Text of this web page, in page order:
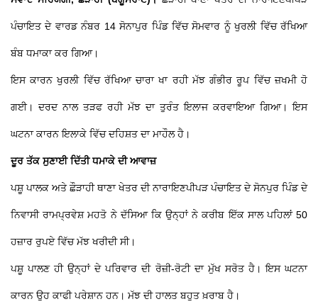
ਪੰਚਾਇਤ ਦੇ ਵਾਰਡ ਨੰਬਰ 14 ਸੋਨਾਪੁਰ ਪਿੰਡ ਵਿੱਚ ਸੋਮਵਾਰ ਨੂੰ ਖੁਰਲੀ ਵਿੱਚ ਰੱਖਿਆ
ਬੰਬ ਧਮਾਕਾ ਕਰ ਗਿਆ।
ਇਸ ਕਾਰਨ ਖੁਰਲੀ ਵਿੱਚ ਰੱਖਿਆ ਚਾਰਾ ਖਾ ਰਹੀ ਮੱਝ ਗੰਭੀਰ ਰੂਪ ਵਿੱਚ ਜ਼ਖਮੀ ਹੋ
ਗਈ। ਦਰਦ ਨਾਲ ਤੜਫ ਰਹੀ ਮੱਝ ਦਾ ਤੁਰੰਤ ਇਲਾਜ ਕਰਵਾਇਆ ਗਿਆ। ਇਸ
ਘਟਨਾ ਕਾਰਨ ਇਲਾਕੇ ਵਿੱਚ ਦਹਿਸ਼ਤ ਦਾ ਮਾਹੌਲ ਹੈ।
ਦੂਰ ਤੱਕ ਸੁਣਾਈ ਦਿੱਤੀ ਧਮਾਕੇ ਦੀ ਆਵਾਜ਼
ਪਸ਼ੂ ਪਾਲਕ ਅਤੇ ਛੌੜਾਹੀ ਥਾਣਾ ਖੇਤਰ ਦੀ ਨਾਰਾਇਣਪੀਪੜ ਪੰਚਾਇਤ ਦੇ ਸੋਨਪੁਰ ਪਿੰਡ ਦੇ
ਨਿਵਾਸੀ ਰਾਮਪ੍ਰਵੇਸ਼ ਮਹਤੋ ਨੇ ਦੱਸਿਆ ਕਿ ਉਨ੍ਹਾਂ ਨੇ ਕਰੀਬ ਇੱਕ ਸਾਲ ਪਹਿਲਾਂ 50
ਹਜ਼ਾਰ ਰੁਪਏ ਵਿੱਚ ਮੱਝ ਖਰੀਦੀ ਸੀ।
ਪਸ਼ੂ ਪਾਲਣ ਹੀ ਉਨ੍ਹਾਂ ਦੇ ਪਰਿਵਾਰ ਦੀ ਰੋਜ਼ੀ-ਰੋਟੀ ਦਾ ਮੁੱਖ ਸਰੋਤ ਹੈ। ਇਸ ਘਟਨਾ
ਕਾਰਨ ਉਹ ਕਾਫੀ ਪਰੇਸ਼ਾਨ ਹਨ। ਮੱਝ ਦੀ ਹਾਲਤ ਬਹੁਤ ਖ਼ਰਾਬ ਹੈ।